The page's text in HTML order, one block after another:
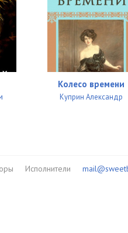
Колесо времени
Куприн Александр
Исполнители